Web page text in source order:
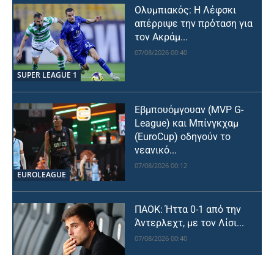
SUPER LEAGUE 1
Ολυμπιακός: Η Λέφσκι
απέρριψε την πρόταση για
τον Ακράμ...
07/08/2026 00:40
EUROLEAGUE
Εβμπουόμγουαν (MVP G-
League) και Μπίνγκχαμ
(EuroCup) οδηγούν το
νεανικό...
07/08/2026 00:12
ΠΑΟΚ: Ήττα 0-1 από την
Άντερλεχτ, με τον Λίσι...
07/08/2026 00:40